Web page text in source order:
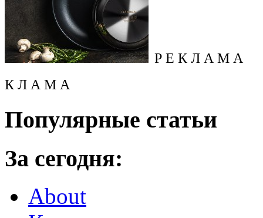
Р Е К Л А М А
К Л А М А
Популярные статьи
За сегодня:
About